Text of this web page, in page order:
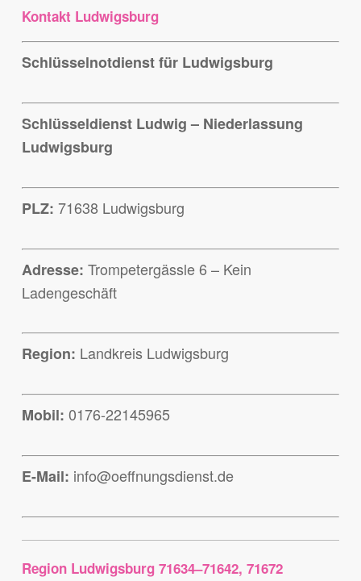
Kontakt Ludwigsburg
Schlüsselnotdienst für Ludwigsburg
Schlüsseldienst Ludwig – Niederlassung
Ludwigsburg
PLZ: 71638 Ludwigsburg
Adresse: Trompetergässle 6 – Kein
Ladengeschäft
Region: Landkreis Ludwigsburg
Mobil: 0176-22145965
E-Mail: info@oeffnungsdienst.de
Region Ludwigsburg 71634–71642, 71672